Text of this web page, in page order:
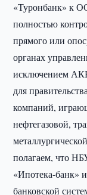
«Туронбанк» к
полностью
прямого или
органах
исключением
для
компаний,
нефтегазовой,
полагаем, что
«Ипотека-банк»
банковской